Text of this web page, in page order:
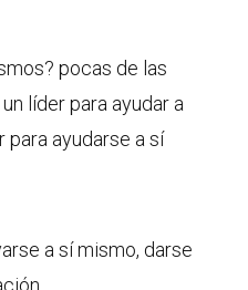
pocas de las
líder para ayudar a
para ayudarse a sí
a sí mismo, darse